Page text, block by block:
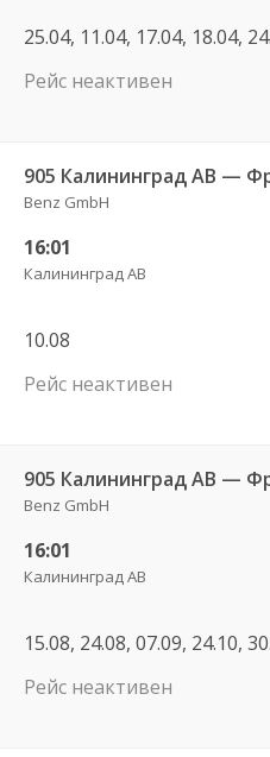
Рейс неактивен
905 Калининград АВ —
Benz GmbH
16:01
Калининград АВ
10.08
Рейс неактивен
905 Калининград АВ —
Benz GmbH
16:01
Калининград АВ
15.08, 24.08, 07.09, 24.10,
Рейс неактивен